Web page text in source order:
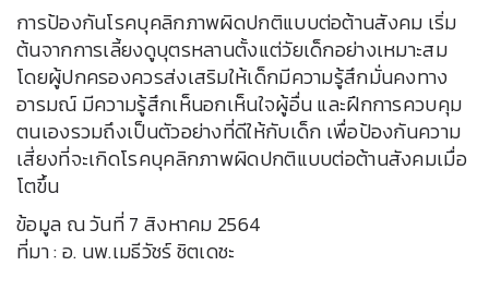
การป้องกันโรคบุคลิกภาพผิดปกติแบบต่อต้านสังคม เริ่ม
ต้นจากการเลี้ยงดูบุตรหลานตั้งแต่วัยเด็กอย่างเหมาะสม
โดยผู้ปกครองควรส่งเสริมให้เด็กมีความรู้สึกมั่นคงทาง
อารมณ์ มีความรู้สึกเห็นอกเห็นใจผู้อื่น และฝึกการควบคุม
ตนเองรวมถึงเป็นตัวอย่างที่ดีให้กับเด็ก เพื่อป้องกันความ
เสี่ยงที่จะเกิดโรคบุคลิกภาพผิดปกติแบบต่อต้านสังคมเมื่อ
โตขึ้น
ข้อมูล ณ วันที่ 7 สิงหาคม 2564
ที่มา : อ. นพ.เมธีวัชร์ ชิตเดชะ